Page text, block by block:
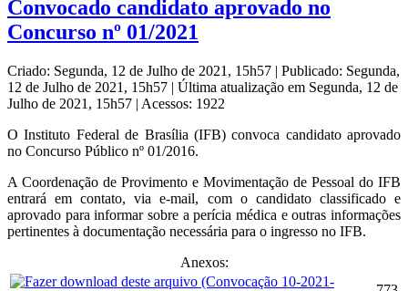
Convocado candidato aprovado no
Concurso nº 01/2021
Criado: Segunda, 12 de Julho de 2021, 15h57 | Publicado: Segunda,
12 de Julho de 2021, 15h57 | Última atualização em Segunda, 12 de
Julho de 2021, 15h57 | Acessos: 1922
O Instituto Federal de Brasília (IFB) convoca candidato aprovado
no Concurso Público nº 01/2016.
A Coordenação de Provimento e Movimentação de Pessoal do IFB
entrará em contato, via e-mail, com o candidato classificado e
aprovado para informar sobre a perícia médica e outras informações
pertinentes à documentação necessária para o ingresso no IFB.
Anexos: